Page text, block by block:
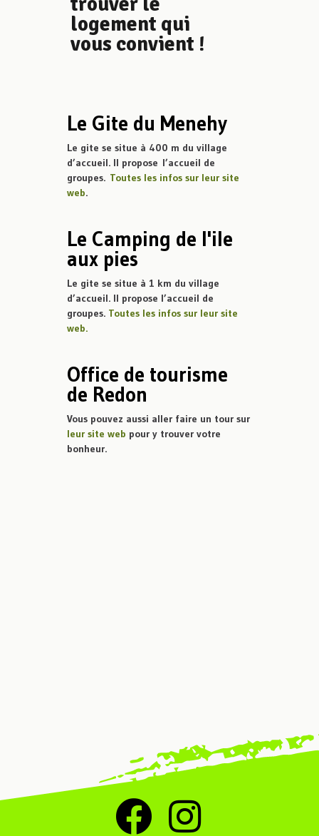
logement qui
vous convient !
Le Gite du Menehy
Le gite se situe à 400 m du village
d’accueil. Il propose l’accueil de
groupes. Toutes les infos sur leur site
web.
Le Camping de l'ile
aux pies
Le gite se situe à 1 km du village
d’accueil. Il propose l’accueil de
groupes. Toutes les infos sur leur site
web.
Office de tourisme
de Redon
Vous pouvez aussi aller faire un tour sur
leur site web pour y trouver votre
bonheur.